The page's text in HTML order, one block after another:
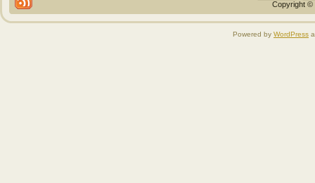
Copyright ©
Powered by WordPress